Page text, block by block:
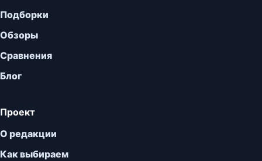
Подборки
Обзоры
Сравнения
Блог
Проект
О редакции
Как выбираем